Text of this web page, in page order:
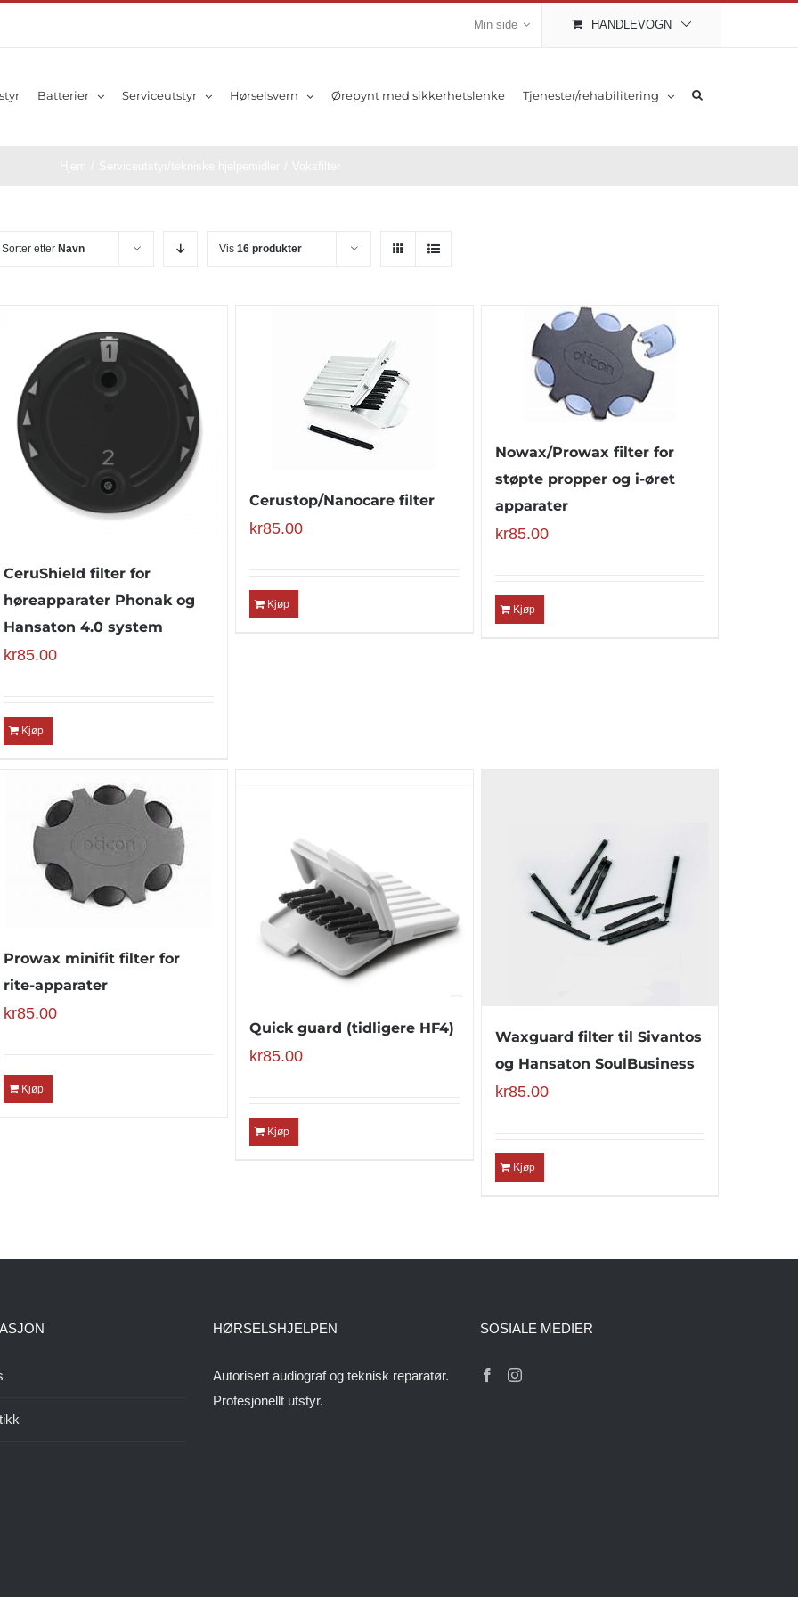
Min side HANDLEVOGN
Batterier Serviceutstyr Hørselsvern Ørepynt med sikkerhetslenke Tjenester/rehabilitering
Sorter etter Navn Vis16 produkter
CeruShield filter for
høreapparater Phonak og
Hansaton 4.0 system
kr85.00
Kjøp
Cerustop/Nanocare filter
kr85.00
Kjøp
Nowax/Prowax filter for
støpte propper og i-øret
apparater
kr85.00
Kjøp
Prowax minifit filter for
rite-apparater
kr85.00
Kjøp
Quick guard (tidligere HF4)
kr85.00
Kjøp
Waxguard filter til Sivantos
og Hansaton SoulBusiness
kr85.00
Kjøp
HØRSELSHJELPEN
Autorisert audiograf og teknisk reparatør.
Profesjonellt utstyr.
SOSIALE MEDIER